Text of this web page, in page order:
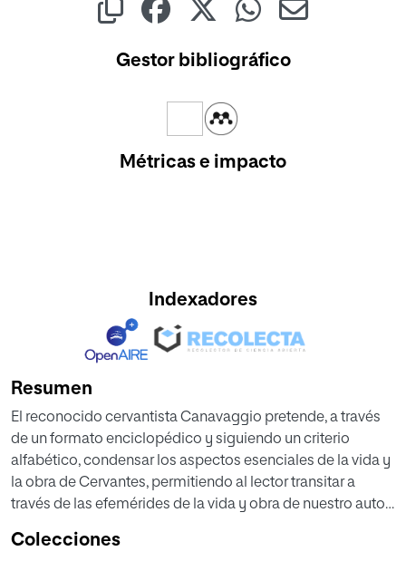
Gestor bibliográfico
Métricas e impacto
Indexadores
Resumen
El reconocido cervantista Canavaggio pretende, a través
de un formato enciclopédico y siguiendo un criterio
alfabético, condensar los aspectos esenciales de la vida y
la obra de Cervantes, permitiendo al lector transitar a
través de las efemérides de la vida y obra de nuestro autor
campañas militares, su formación intelectual, o la España
Colecciones